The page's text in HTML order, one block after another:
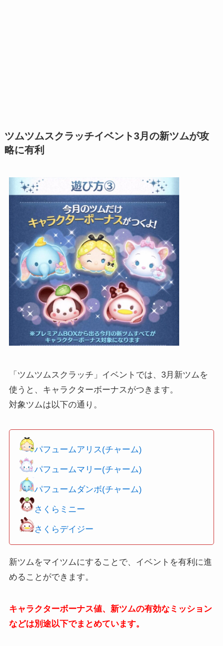
ツムツムスクラッチイベント3月の新ツムが攻
略に有利
「ツムツムスクラッチ」イベントでは、3月新ツムを
使うと、キャラクターボーナスがつきます。
対象ツムは以下の通り。
パフュームアリス(チャーム)
パフュームマリー(チャーム)
パフュームダンボ(チャーム)
さくらミニー
さくらデイジー
新ツムをマイツムにすることで、イベントを有利に進
めることができます。
キャラクターボーナス値、新ツムの有効なミッション
などは別途以下でまとめています。